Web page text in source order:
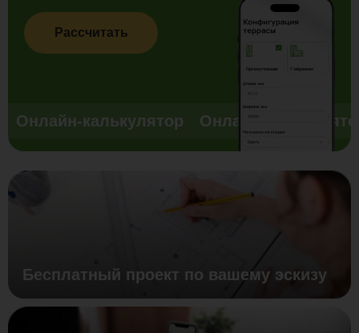
Рассчитать
Онлайн-калькулятор Онлайн-
Бесплатный проект по вашему эскизу